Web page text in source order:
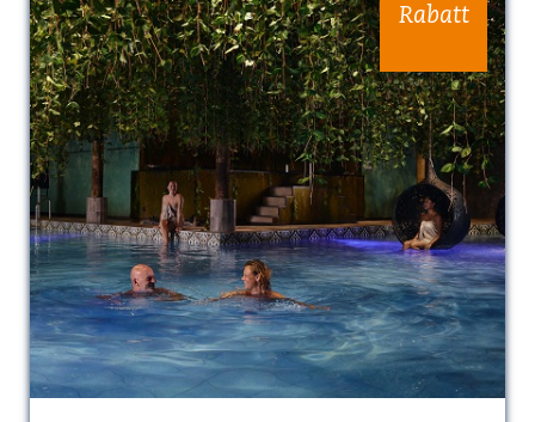
Rabatt